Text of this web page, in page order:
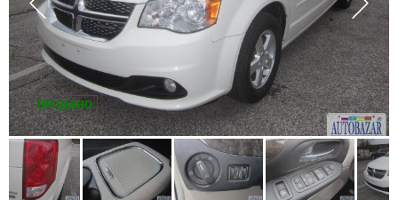
ПРОДАНО